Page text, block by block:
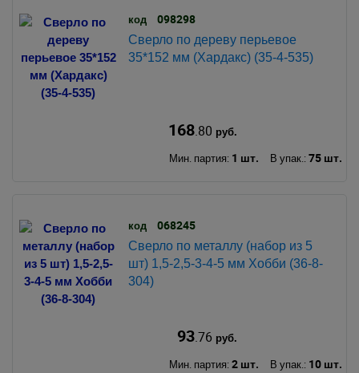
код 098298
Сверло по дереву перьевое
35*152 мм (Хардакс) (35-4-535)
168.80 руб.
Мин. партия: 1 шт. В упак.: 75 шт.
код 068245
Сверло по металлу (набор из 5
шт) 1,5-2,5-3-4-5 мм Хобби (36-8-
304)
93.76 руб.
Мин. партия: 2 шт. В упак.: 10 шт.